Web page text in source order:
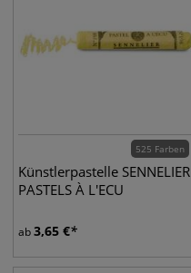
525 Farben
Künstlerpastelle SENNELIER
PASTELS À L'ECU
ab3,65 €